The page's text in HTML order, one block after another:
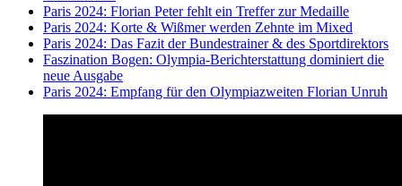
Paris 2024: Florian Peter fehlt ein Treffer zur Medaille
Paris 2024: Korte & Wißmer werden Zehnte im Mixed
Paris 2024: Das Fazit der Bundestrainer & des Sportdirektors
Faszination Bogen: Olympia-Berichterstattung dominiert die
neue Ausgabe
Paris 2024: Empfang für den Olympiazweiten Florian Unruh